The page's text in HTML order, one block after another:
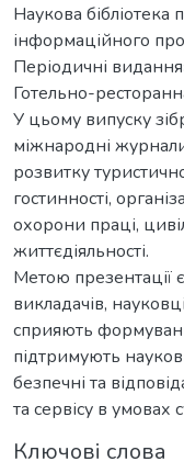
Наукова бібліотека
інформаційного
Періодичні
Готельно-
У цьому випуску
міжнародні
розвитку
гостинності,
охорони праці,
життєдіяльності.
Метою презентації
викладачів,
сприяють
підтримують
безпечні та
та сервісу в умовах
Ключові слова